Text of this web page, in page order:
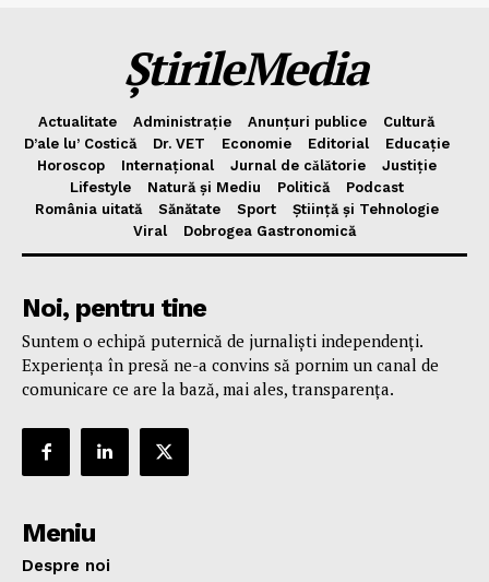
ȘtirileMedia
Actualitate Administrație Anunțuri publice
Cultură
D’ale lu’ Costică
Dr. VET Economie Editorial
Educație
Horoscop
Internațional Jurnal de cǎlǎtorie
Justiție
Lifestyle
Natură și Mediu Politică
Podcast
România uitată
Sănătate Sport
Știință și Tehnologie
Viral
Dobrogea Gastronomică
Noi, pentru tine
Suntem o echipă puternică de jurnaliști independenți.
Experiența în presă ne-a convins să pornim un canal de
comunicare ce are la bază, mai ales, transparența.
Meniu
Despre noi